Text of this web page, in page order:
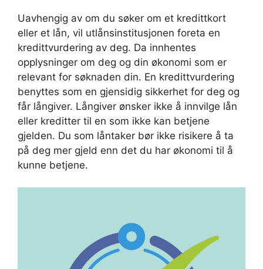
Uavhengig av om du søker om et kredittkort
eller et lån, vil utlånsinstitusjonen foreta en
kredittvurdering av deg. Da innhentes
opplysninger om deg og din økonomi som er
relevant for søknaden din. En kredittvurdering
benyttes som en gjensidig sikkerhet for deg og
får långiver. Långiver ønsker ikke å innvilge lån
eller kreditter til en som ikke kan betjene
gjelden. Du som låntaker bør ikke risikere å ta
på deg mer gjeld enn det du har økonomi til å
kunne betjene.